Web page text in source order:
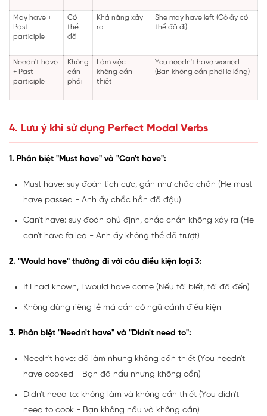
May have +
Past
participle
Có
thể
đã
Khả năng xảy
ra
She may have left (Cô ấy có
thể đã đi)
Needn't have
+ Past
participle
Không
cần
phải
Làm việc
không cần
thiết
You needn't have worried
(Bạn không cần phải lo lắng)
4. Lưu ý khi sử dụng Perfect Modal Verbs
1. Phân biệt "Must have" và "Can't have":
Must have: suy đoán tích cực, gần như chắc chắn (He must
have passed - Anh ấy chắc hẳn đã đậu)
Can't have: suy đoán phủ định, chắc chắn không xảy ra (He
can't have failed - Anh ấy không thể đã trượt)
2. "Would have" thường đi với câu điều kiện loại 3:
If I had known, I would have come (Nếu tôi biết, tôi đã đến)
Không dùng riêng lẻ mà cần có ngữ cảnh điều kiện
3. Phân biệt "Needn't have" và "Didn't need to":
Needn't have: đã làm nhưng không cần thiết (You needn't
have cooked - Bạn đã nấu nhưng không cần)
Didn't need to: không làm và không cần thiết (You didn't
need to cook - Bạn không nấu và không cần)